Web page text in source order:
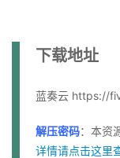
下载地址
蓝奏云 https://
解压密码：本资
详情请点击这里